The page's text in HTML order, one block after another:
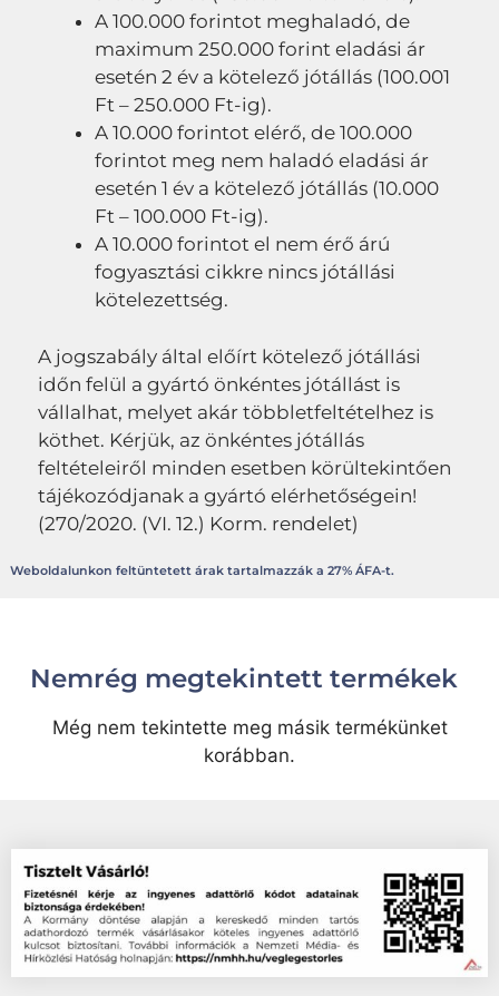
A 100.000 forintot meghaladó, de
maximum 250.000 forint eladási ár
esetén 2 év a kötelező jótállás (100.001
Ft – 250.000 Ft-ig).
A 10.000 forintot elérő, de 100.000
forintot meg nem haladó eladási ár
esetén 1 év a kötelező jótállás (10.000
Ft – 100.000 Ft-ig).
A 10.000 forintot el nem érő árú
fogyasztási cikkre nincs jótállási
kötelezettség.
A jogszabály által előírt kötelező jótállási
időn felül a gyártó önkéntes jótállást is
vállalhat, melyet akár többletfeltételhez is
köthet. Kérjük, az önkéntes jótállás
feltételeiről minden esetben körültekintően
tájékozódjanak a gyártó elérhetőségein!
(270/2020. (VI. 12.) Korm. rendelet)
Weboldalunkon feltüntetett árak tartalmazzák a 27% ÁFA-t.
Nemrég megtekintett termékek
Még nem tekintette meg másik termékünket
korábban.